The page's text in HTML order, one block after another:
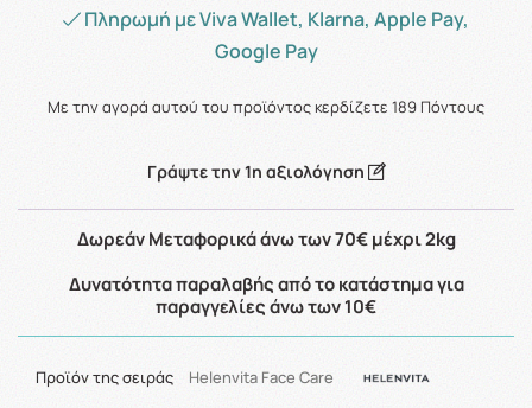
Πληρωμή με Viva Wallet, Klarna, Apple Pay,
Google Pay
Με την αγορά αυτού του προϊόντος κερδίζετε 189Πόντους
Γράψτε την 1η αξιολόγηση
Δωρεάν Μεταφορικά άνω των 70€ μέχρι 2kg
Δυνατότητα παραλαβής από το κατάστημα για
παραγγελίες άνω των 10€
Προϊόν της σειράς Helenvita Face Care